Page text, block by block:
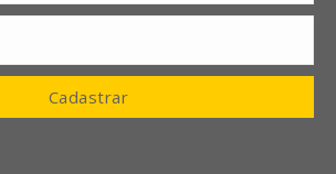
Cadastrar